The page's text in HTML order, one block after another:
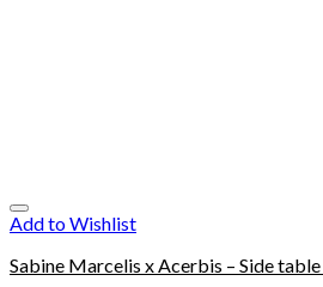
Add to Wishlist
Sabine Marcelis x Acerbis – Side